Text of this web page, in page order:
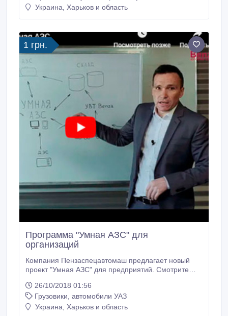
Вентиляция, круиз контроль, блокировка
Украина, Харьков и область
1 грн.
Программа "Умная АЗС" для
организаций
Компания Пензаспецавтомаш предлагает новый
проект "Умная АЗС" для предприятий. Смотрите
полного контроля за топливом на нашем сайте..
26/10/2018 01:56
Грузовики, автомобили УАЗ
Украина, Харьков и область